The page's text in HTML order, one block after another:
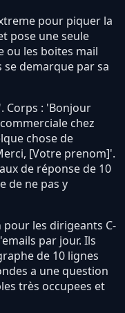
pour piquer la
pose une seule
ou les boites mail
demarque par sa
Corps : 'Bonjour
chez
chose de
[Votre prenom]'.
de réponse de 10
de ne pas y
les dirigeants C-
par jour. Ils
de 10 lignes
a une question
très occupees et